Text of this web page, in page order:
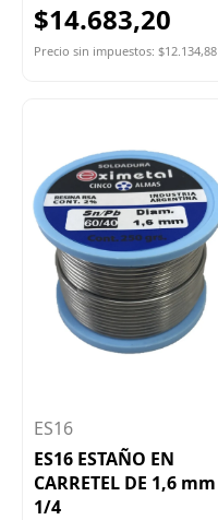
$14.683,20
Precio sin impuestos: $12.134,88
ES16
ES16 ESTAÑO EN
CARRETEL DE 1,6 mm
1/4